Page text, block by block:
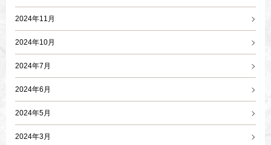
2024年11月
2024年10月
2024年7月
2024年6月
2024年5月
2024年3月